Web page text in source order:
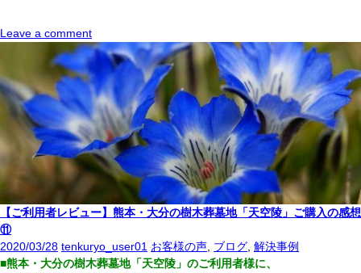
Leave a comment
【ご利用者レビュー】熊本・大分の樹木葬墓地「天空陵」ご購入の感想
⑪
2020/03/28 tenkuryo_user01 お客様の声 ブログ 解決事例
■熊本・大分の樹木葬墓地「天空陵」のご利用者様に、